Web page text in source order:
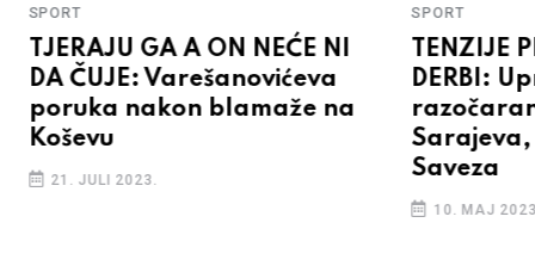
SPORT
TJERAJU GA A ON NEĆE NI
DA ČUJE: Varešanovićeva
poruka nakon blamaže na
Koševu
21. JULI 2023.
SPORT
TENZIJE
DERBI:
Saveza
10. MAJ